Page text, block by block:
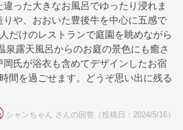
った大きなお風呂でゆったり浸れま
や、おおいた豊後牛を中心に五感で
だけのレストランで庭園を眺めながら
露天風呂からのお庭の景色にも癒さ
氏が浴衣も含めてデザインしたお宿
間を過ごせます。どうぞ思い出に残る
シャンちゃん さんの回答（投稿日：2024/5/16）